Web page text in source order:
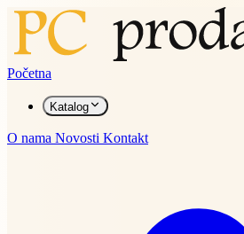
Početna
Katalog
O nama Novosti Kontakt